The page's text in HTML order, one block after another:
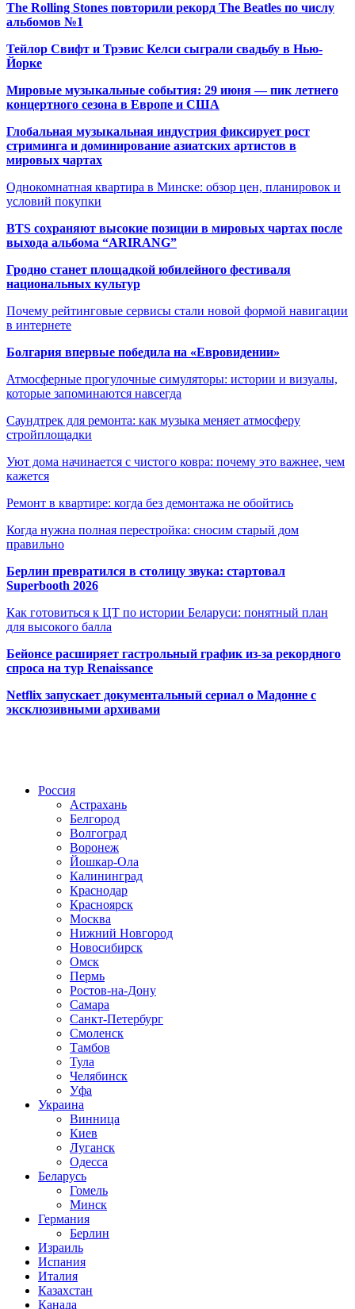
The Rolling Stones повторили рекорд The Beatles по числу
альбомов №1
Тейлор Свифт и Трэвис Келси сыграли свадьбу в Нью-
Йорке
Мировые музыкальные события: 29 июня — пик летнего
концертного сезона в Европе и США
Глобальная музыкальная индустрия фиксирует рост
стриминга и доминирование азиатских артистов в
мировых чартах
Однокомнатная квартира в Минске: обзор цен, планировок и
условий покупки
BTS сохраняют высокие позиции в мировых чартах после
выхода альбома “ARIRANG”
Гродно станет площадкой юбилейного фестиваля
национальных культур
Почему рейтинговые сервисы стали новой формой навигации
в интернете
Болгария впервые победила на «Евровидении»
Атмосферные прогулочные симуляторы: истории и визуалы,
которые запоминаются навсегда
Саундтрек для ремонта: как музыка меняет атмосферу
стройплощадки
Уют дома начинается с чистого ковра: почему это важнее, чем
кажется
Ремонт в квартире: когда без демонтажа не обойтись
Когда нужна полная перестройка: сносим старый дом
правильно
Берлин превратился в столицу звука: стартовал
Superbooth 2026
Как готовиться к ЦТ по истории Беларуси: понятный план
для высокого балла
Бейонсе расширяет гастрольный график из-за рекордного
спроса на тур Renaissance
Netflix запускает документальный сериал о Мадонне с
эксклюзивными архивами
Россия
Астрахань
Белгород
Волгоград
Воронеж
Йошкар-Ола
Калининград
Краснодар
Красноярск
Москва
Нижний Новгород
Новосибирск
Омск
Пермь
Ростов-на-Дону
Самара
Санкт-Петербург
Смоленск
Тамбов
Тула
Челябинск
Уфа
Украина
Винница
Киев
Луганск
Одесса
Беларусь
Гомель
Минск
Германия
Берлин
Израиль
Испания
Италия
Казахстан
Канада